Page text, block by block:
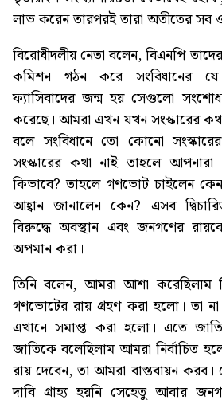
লাভ করেন তারপরই তারা অতীতের সব
বিরোধীদলীয় নেতা বলেন, বিএনপি
কমিশন গঠন করে সংবিধানের
ফ্যাসিবাদের জন্ম হয় সেগুলো
করেছে। আমরা এখন যখন সংস্কারের
বলে সংবিধানে তো কোনো
সংস্কারের কথা নাই তাহলে
কিভাবে? তাহলে গণভোট চাইলেন
আহ্বান জানালেন কেন? এসব
বিরুদ্ধে অবস্থান এবং জনগণের
অপমান করা।
তিনি বলেন, আমরা আশা করেছিলাম
গণভোটের রায় গ্রহণ করা হলো। তা
এখানে সমাপ্ত করা হলো। এতে
জাতিকে বলেছিলাম আমরা নির্বাচিত
রায় দেবেন, তা আমরা বাস্তবায়ন
দাবি গ্রাহ্য হয়নি সেহেতু আবার